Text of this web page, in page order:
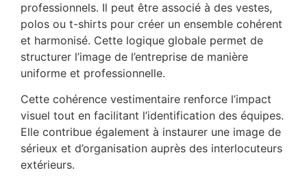
professionnels. Il peut être associé à des vestes,
polos ou t-shirts pour créer un ensemble cohérent
et harmonisé. Cette logique globale permet de
structurer l’image de l’entreprise de manière
uniforme et professionnelle.
Cette cohérence vestimentaire renforce l’impact
visuel tout en facilitant l’identification des équipes.
Elle contribue également à instaurer une image de
sérieux et d’organisation auprès des interlocuteurs
extérieurs.